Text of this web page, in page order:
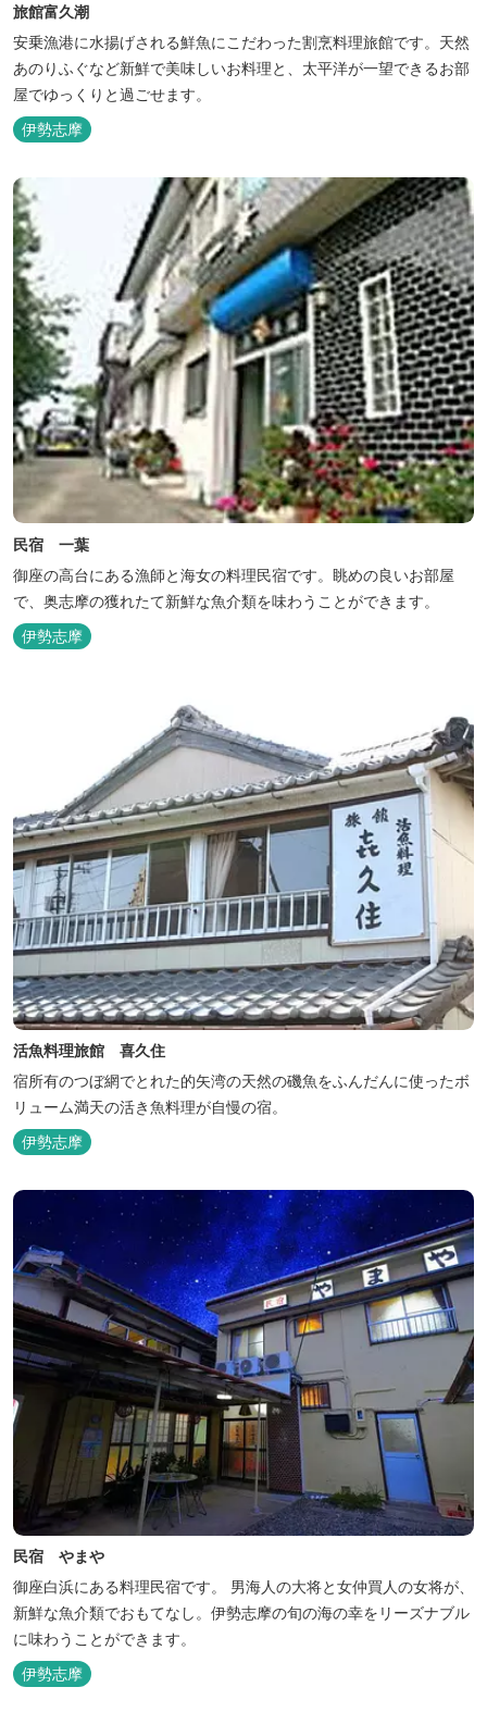
旅館富久潮
安乗漁港に水揚げされる鮮魚にこだわった割烹料理旅館です。天然
あのりふぐなど新鮮で美味しいお料理と、太平洋が一望できるお部
屋でゆっくりと過ごせます。
伊勢志摩
民宿 一葉
御座の高台にある漁師と海女の料理民宿です。眺めの良いお部屋
で、奥志摩の獲れたて新鮮な魚介類を味わうことができます。
伊勢志摩
活魚料理旅館 喜久住
宿所有のつぼ網でとれた的矢湾の天然の磯魚をふんだんに使ったボ
リューム満天の活き魚料理が自慢の宿。
伊勢志摩
民宿 やまや
御座白浜にある料理民宿です。 男海人の大将と女仲買人の女将が、
新鮮な魚介類でおもてなし。伊勢志摩の旬の海の幸をリーズナブル
に味わうことができます。
伊勢志摩